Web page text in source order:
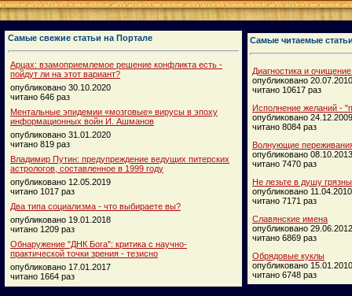
Самые свежие статьи на Портале
Арцах: взамоприемлемое решение конфликта есть -
пойдут ли на этот вариант?
опубликовано 30.10.2020
читано 646 раз
Ментальные эпидемии «мозговые» вирусы в эпоху
информационных войн И. Ашманов
опубликовано 31.01.2020
читано 819 раз
Владимир Путин: предупреждение ведущих питерских
астрологов, составленное в 1999 году
опубликовано 12.05.2019
читано 1017 раз
Два типа социализма - что выбираете вы?
опубликовано 19.01.2018
читано 1209 раз
Обнаружение "ДНК Бога": критика с научно-
практической точки зрения - тезисно
опубликовано 17.01.2017
читано 1664 раз
Самые читаемые
Диагностика и
опубликовано 20.07.2010
читано 10617 раз
Исполнение желаний -
опубликовано 24.12.2009
читано 8084 раз
Волнующие
опубликовано 08.10.2013
читано 7470 раз
Не лезьте в душу
опубликовано 11.04.2010
читано 7171 раз
Славянские имена
опубликовано 29.06.2012
читано 6869 раз
Обрядовые куклы
опубликовано 15.01.2010
читано 6748 раз